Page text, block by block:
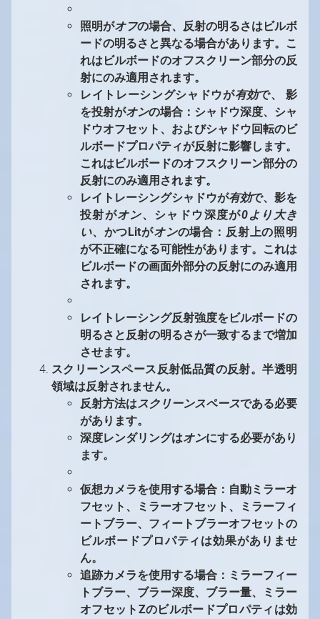
照明がオフの場合、反射の明るさはビルボ
ードの明るさと異なる場合があります。こ
れはビルボードのオフスクリーン部分の反
射にのみ適用されます。
レイトレーシングシャドウが有効で、
影
を投射がオンの場合：シャドウ深度、シャ
ドウオフセット、およびシャドウ回転のビ
ルボードプロパティが反射に影響します。
これはビルボードのオフスクリーン部分の
反射にのみ適用されます。
レイトレーシングシャドウが有効で、影を
投射がオン、シャドウ深度が0より大き
い、かつLitがオンの場合：反射上の照明
が不正確になる可能性があります。これは
ビルボードの画面外部分の反射にのみ適用
されます。
レイトレーシング反射強度をビルボードの
明るさと反射の明るさが一致するまで増加
させます。
スクリーンスペース反射低品質の反射。半透明
領域は反射されません。
反射方法はスクリーンスペースである必要
があります。
深度レンダリングはオンにする必要があり
ます。
仮想カメラを使用する場合：自動ミラーオ
フセット、ミラーオフセット、ミラーフィ
ートブラー、フィートブラーオフセットの
ビルボードプロパティは効果がありませ
ん。
追跡カメラを使用する場合：ミラーフィー
トブラー、ブラー深度、ブラー量、ミラー
オフセットZのビルボードプロパティは効